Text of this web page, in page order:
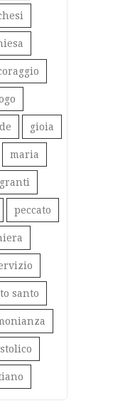
gioia
maria
peccato
santo